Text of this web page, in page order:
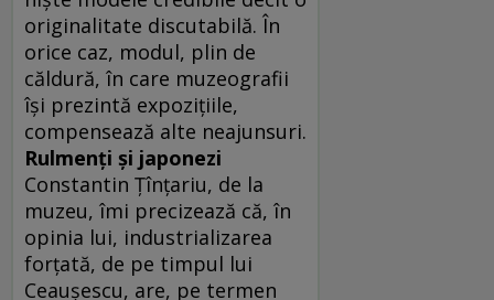
originalitate discutabilă. În
orice caz, modul, plin de
căldură, în care muzeografii
îşi prezintă expoziţiile,
compensează alte neajunsuri.
Rulmenţi şi japonezi
Constantin Ţînţariu, de la
muzeu, îmi precizează că, în
opinia lui, industrializarea
forţată, de pe timpul lui
Ceauşescu, are, pe termen